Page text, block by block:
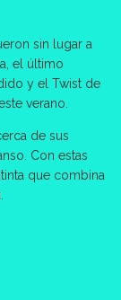
sin lugar a
el último
y el Twist de
verano.
de sus
Con estas
que combina